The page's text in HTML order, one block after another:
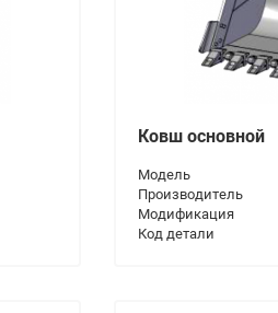
Ковш основной
Модель
Производитель
Модификация
Код детали